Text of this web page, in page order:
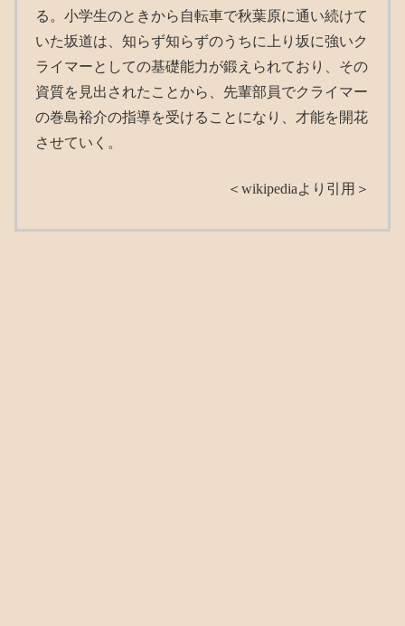
る。小学生のときから自転車で秋葉原に通い続けて
いた坂道は、知らず知らずのうちに上り坂に強いク
ライマーとしての基礎能力が鍛えられており、その
資質を見出されたことから、先輩部員でクライマー
の巻島裕介の指導を受けることになり、才能を開花
させていく。
＜wikipediaより引用＞